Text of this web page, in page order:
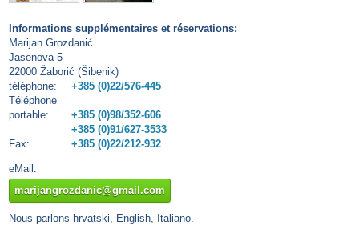
Informations supplémentaires et réservations:
Marijan Grozdanić
Jasenova 5
22000 Žaborić (Šibenik)
téléphone:
+385 (0)22/576-445
Téléphone
portable:
+385 (0)98/352-606
+385 (0)91/627-3533
Fax:
+385 (0)22/212-932
eMail:
marijangrozdanic@gmail.com
Nous parlons hrvatski, English, Italiano.